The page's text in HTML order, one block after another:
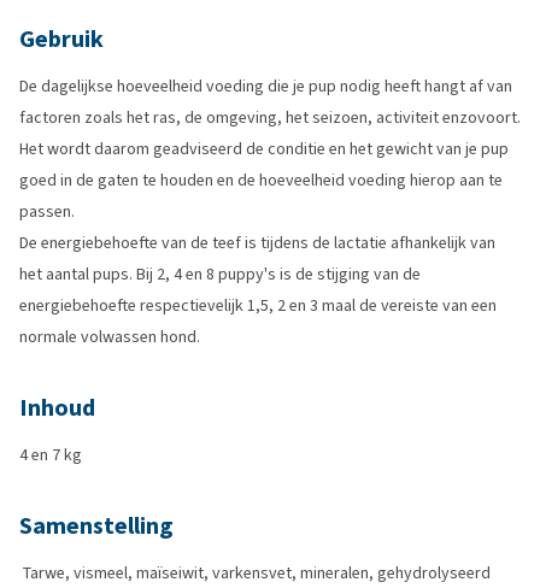
Gebruik
De dagelijkse hoeveelheid voeding die je pup nodig heeft hangt af van
factoren zoals het ras, de omgeving, het seizoen, activiteit enzovoort.
Het wordt daarom geadviseerd de conditie en het gewicht van je pup
goed in de gaten te houden en de hoeveelheid voeding hierop aan te
passen.
De energiebehoefte van de teef is tijdens de lactatie afhankelijk van
het aantal pups. Bij 2, 4 en 8 puppy's is de stijging van de
energiebehoefte respectievelijk 1,5, 2 en 3 maal de vereiste van een
normale volwassen hond.
Inhoud
4 en 7 kg
Samenstelling
Tarwe, vismeel, maïseiwit, varkensvet, mineralen, gehydrolyseerd